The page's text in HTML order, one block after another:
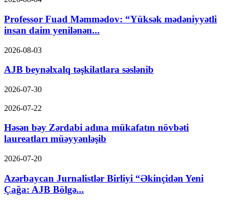
Professor Fuad Məmmədov: “Yüksək mədəniyyətli
insan daim yenilənən...
2026-08-03
AJB beynəlxalq təşkilatlara səslənib
2026-07-30
2026-07-22
Həsən bəy Zərdabi adına mükafatın növbəti
laureatları müəyyənləşib
2026-07-20
Azərbaycan Jurnalistlər Birliyi “Əkinçidən Yeni
Çağa: AJB Bölgə...